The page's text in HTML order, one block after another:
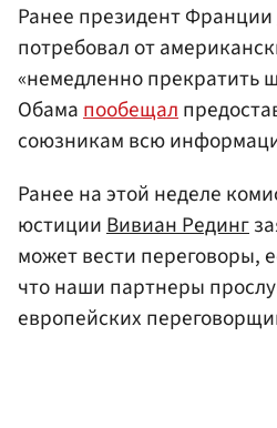
Ранее президент Франции
потребовал от
«немедленно прекратить
Обамапообещал
союзникам всю
Ранее на этой неделе
юстиции Вивиан Рединг
может вести переговоры,
что наши партнеры
европейских